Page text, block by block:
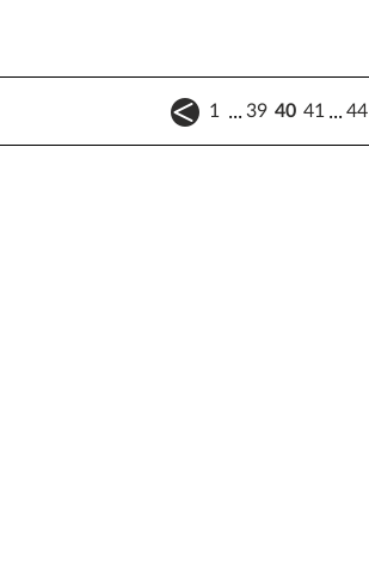
1 ... 39 40 41 ... 44